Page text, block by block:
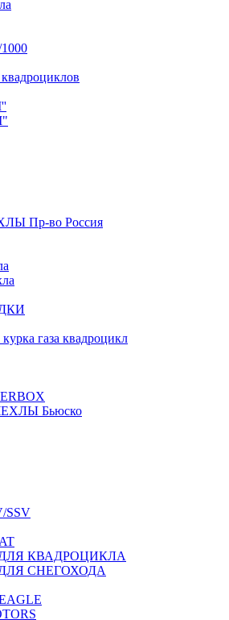
Пр-во Россия
газа квадроцикл
Бьюско
SSV
ДЛЯ КВАДРОЦИКЛА
СНЕГОХОДА